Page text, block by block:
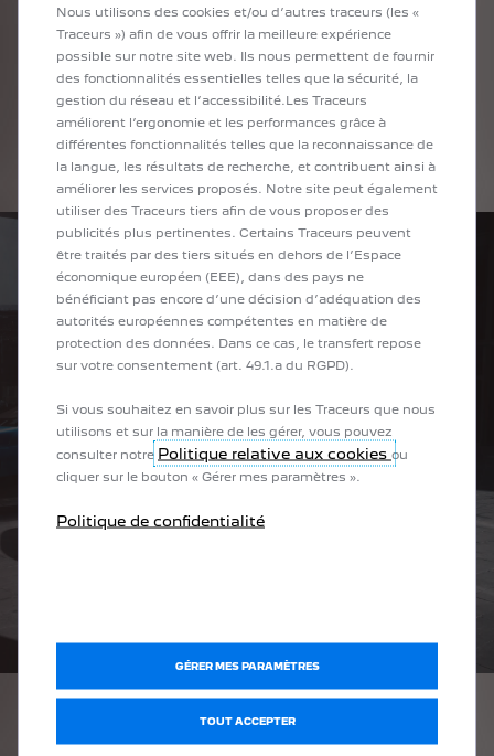
Tout dans la E-Legend semble inspiré par l'innovation.
C'est bien plus qu'un coupé compact - c'est un concept car
qui se projette dans le futur avec fougue, dynamisme et
technologie immersive..
En savoir plus
Nous utilisons des cookies et/ou d’autres traceurs (les «
Traceurs ») afin de vous offrir la meilleure expérience
possible sur notre site web. Ils nous permettent de fournir
des fonctionnalités essentielles telles que la sécurité, la
gestion du réseau et l’accessibilité.Les Traceurs
améliorent l’ergonomie et les performances grâce à
différentes fonctionnalités telles que la reconnaissance de
la langue, les résultats de recherche, et contribuent ainsi à
améliorer les services proposés. Notre site peut également
utiliser des Traceurs tiers afin de vous proposer des
publicités plus pertinentes. Certains Traceurs peuvent
être traités par des tiers situés en dehors de l’Espace
économique européen (EEE), dans des pays ne
bénéficiant pas encore d’une décision d’adéquation des
autorités européennes compétentes en matière de
protection des données. Dans ce cas, le transfert repose
sur votre consentement (art. 49.1.a du RGPD).
Si vous souhaitez en savoir plus sur les Traceurs que nous
utilisons et sur la manière de les gérer, vous pouvez
consulter notre Politique relative aux cookies ou
cliquer sur le bouton « Gérer mes paramètres ».
Politique de confidentialité
GÉRER MES PARAMÈTRES
TOUT ACCEPTER